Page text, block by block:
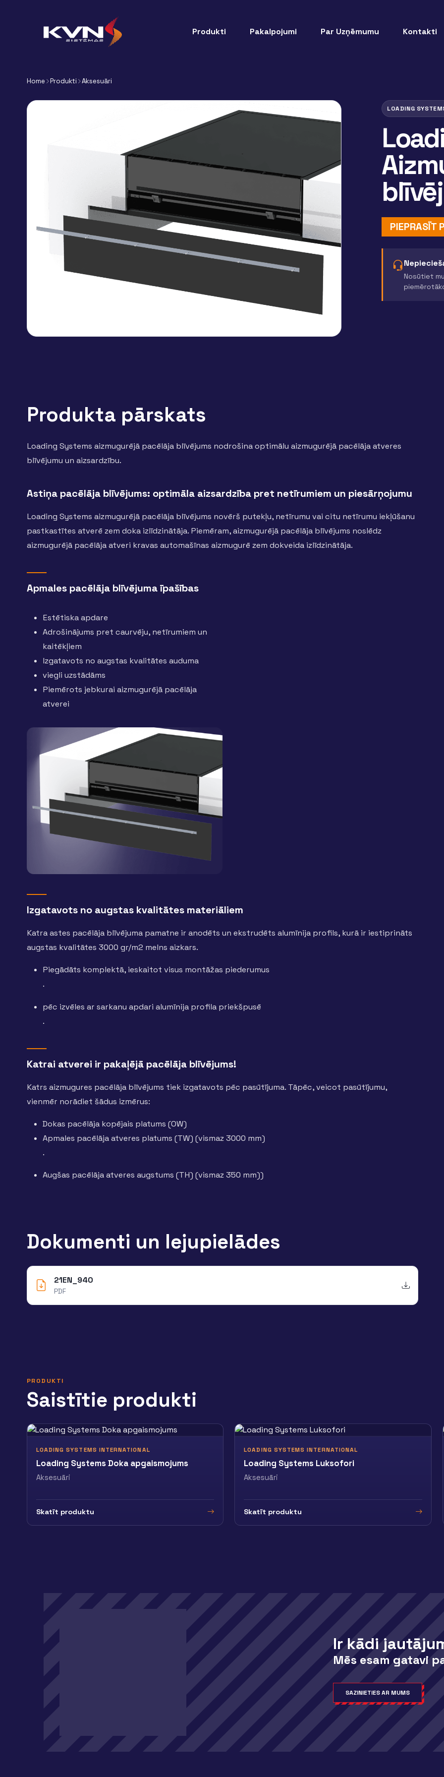
Produkti Pakalpojumi Par Uzņēmumu Kontakti
Home Produkti Aksesuāri
LOADING
PIEPRASĪT
Nosūtiet
Produkta pārskats
Loading Systems aizmugurējā pacēlāja blīvējums nodrošina optimālu aizmugurējā pacēlāja atveres
blīvējumu un aizsardzību.
Astiņa pacēlāja blīvējums: optimāla aizsardzība pret netīrumiem un piesārņojumu
Loading Systems aizmugurējā pacēlāja blīvējums novērš putekļu, netīrumu vai citu netīrumu iekļūšanu
pastkastītes atverē zem doka izlīdzinātāja. Piemēram, aizmugurējā pacēlāja blīvējums noslēdz
aizmugurējā pacēlāja atveri kravas automašīnas aizmugurē zem dokveida izlīdzinātāja.
Apmales pacēlāja blīvējuma īpašības
Estētiska apdare
Adrošinājums pret caurvēju, netīrumiem un
kaitēkļiem
Izgatavots no augstas kvalitātes auduma
viegli uzstādāms
Piemērots jebkurai aizmugurējā pacēlāja
atverei
Izgatavots no augstas kvalitātes materiāliem
Katra astes pacēlāja blīvējuma pamatne ir anodēts un ekstrudēts alumīnija profils, kurā ir iestiprināts
augstas kvalitātes 3000 gr/m2 melns aizkars.
Piegādāts komplektā, ieskaitot visus montāžas piederumus
.
pēc izvēles ar sarkanu apdari alumīnija profila priekšpusē
.
Katrai atverei ir pakaļējā pacēlāja blīvējums!
Katrs aizmugures pacēlāja blīvējums tiek izgatavots pēc pasūtījuma. Tāpēc, veicot pasūtījumu,
vienmēr norādiet šādus izmērus:
Dokas pacēlāja kopējais platums (OW)
Apmales pacēlāja atveres platums (TW) (vismaz 3000 mm)
.
Augšas pacēlāja atveres augstums (TH) (vismaz 350 mm))
Dokumenti un lejupielādes
21EN_940
PDF
PRODUKTI
Saistītie produkti
LOADING SYSTEMS INTERNATIONAL
Loading Systems Doka apgaismojums
Aksesuāri
Skatīt produktu
LOADING SYSTEMS INTERNATIONAL
Loading Systems Luksofori
Aksesuāri
Skatīt produktu
Ir kādi
Mēs esam gatavi
SAZINIETIES AR MUMS